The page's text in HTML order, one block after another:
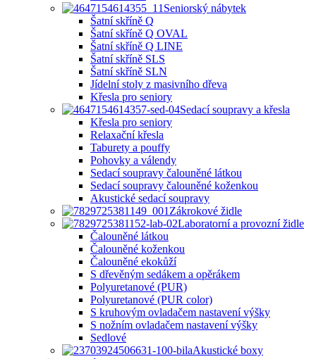
Seniorský nábytek
Šatní skříně Q
Šatní skříně Q OVAL
Šatní skříně Q LINE
Šatní skříně SLS
Šatní skříně SLN
Jídelní stoly z masivního dřeva
Křesla pro seniory
Sedací soupravy a křesla
Křesla pro seniory
Relaxační křesla
Taburety a pouffy
Pohovky a válendy
Sedací soupravy čalouněné látkou
Sedací soupravy čalouněné koženkou
Akustické sedací soupravy
Zákrokové židle
Laboratorní a provozní židle
Čalouněné látkou
Čalouněné koženkou
Čalouněné ekokůží
S dřevěným sedákem a opěrákem
Polyuretanové (PUR)
Polyuretanové (PUR color)
S kruhovým ovladačem nastavení výšky
S nožním ovladačem nastavení výšky
Sedlové
Akustické boxy